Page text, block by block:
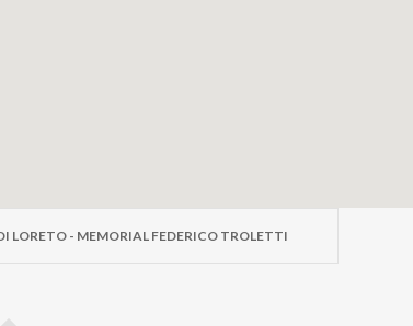
LORETO - MEMORIAL FEDERICO TROLETTI